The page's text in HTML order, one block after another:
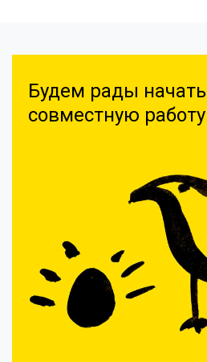
Будем рады начать
совместную работу